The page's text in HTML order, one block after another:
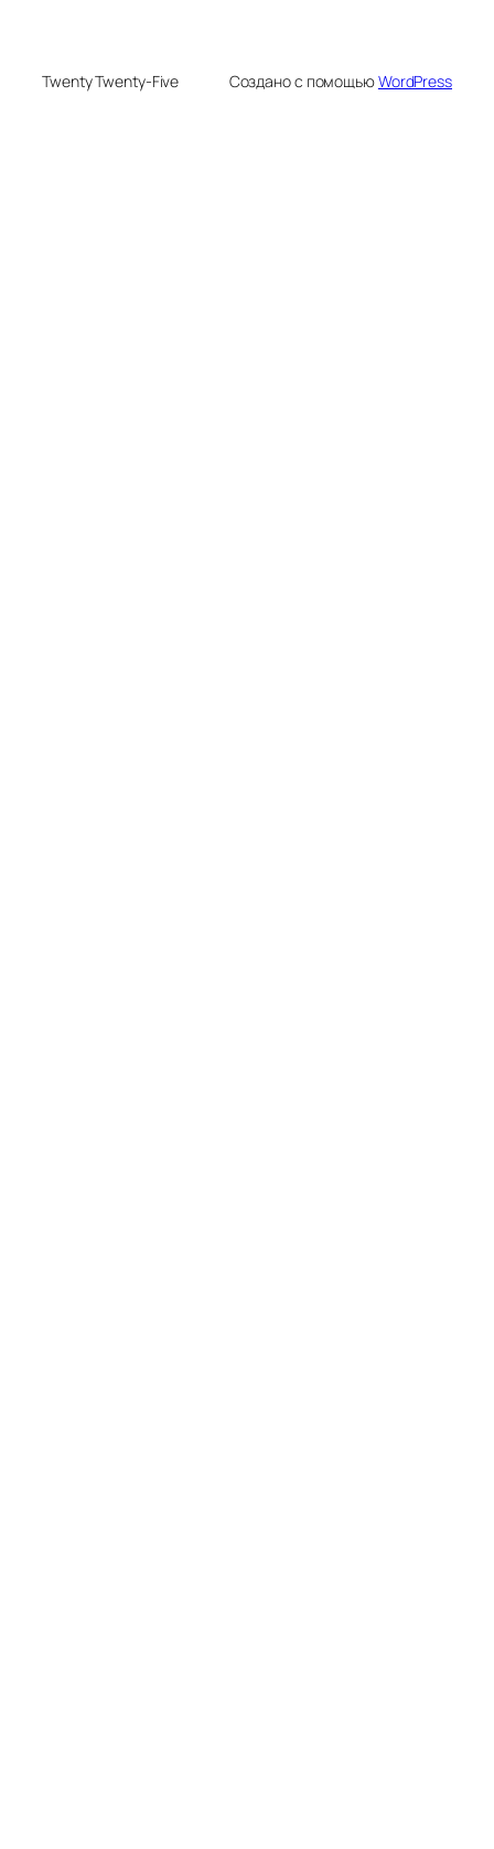
Twenty Twenty-Five Создано с помощьюWordPress